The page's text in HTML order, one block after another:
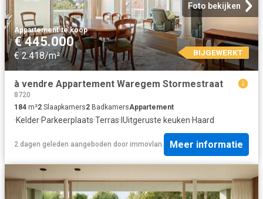
Foto bekijken
Appartement·te koop
€ 445.000
€ 2.418/m² BIJGEWERKT
à vendre Appartement Waregem Stormestraat
8720
184 m²2 Slaapkamers2 BadkamersAppartement
·Kelder·Parkeerplaats·Terras· IUitgeruste keuken·Haard
2 dagen geleden aangeboden door immovlan Meer informatie